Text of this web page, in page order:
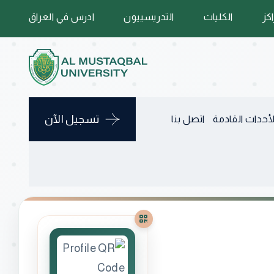
ادرس في العراق التدريسييون الكليات
تسجيل الآن القادمة اتصل بنا